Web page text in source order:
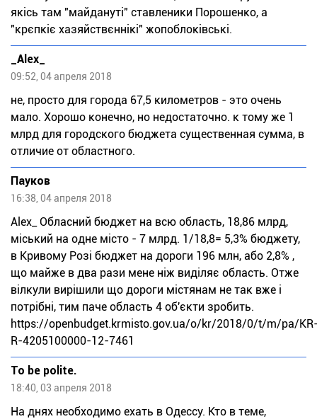
якісь там "майдануті" ставленики Порошенко, а
"крєпкіє хазяйствєннікі" жопоблоківські.
_Alex_
09:52, 04 апреля 2018
не, просто для города 67,5 километров - это очень
мало. Хорошо конечно, но недостаточно. к тому же 1
млрд для городского бюджета существенная сумма, в
отличие от областного.
Пауков
16:38, 04 апреля 2018
Alex_ Обласний бюджет на всю область, 18,86 млрд,
міський на одне місто - 7 млрд. 1/18,8= 5,3% бюджету,
в Кривому Розі бюджет на дороги 196 млн, або 2,8% ,
що майже в два рази мене ніж виділяє область. Отже
вілкули вирішили що дороги містянам не так вже і
потрібні, тим паче область 4 об'єкти зробить.
https://openbudget.krmisto.gov.ua/o/kr/2018/0/t/m/pa/
R-4205100000-12-7461
To be polite.
18:40, 03 апреля 2018
На днях необходимо ехать в Одессу. Кто в теме,